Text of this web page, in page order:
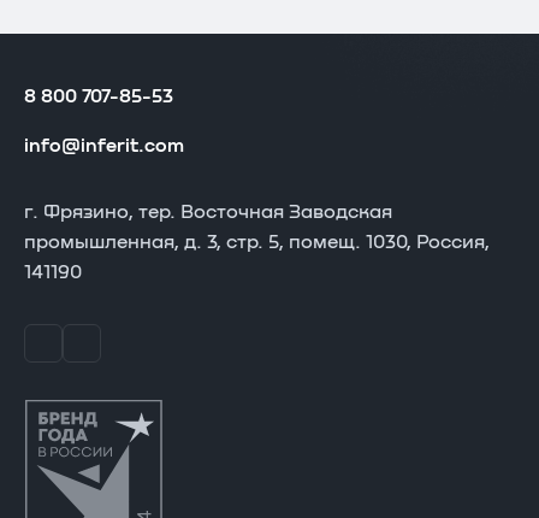
8 800 707-85-53
info@inferit.com
г. Фрязино, тер. Восточная Заводская
промышленная, д. 3, стр. 5, помещ. 1030, Россия,
141190